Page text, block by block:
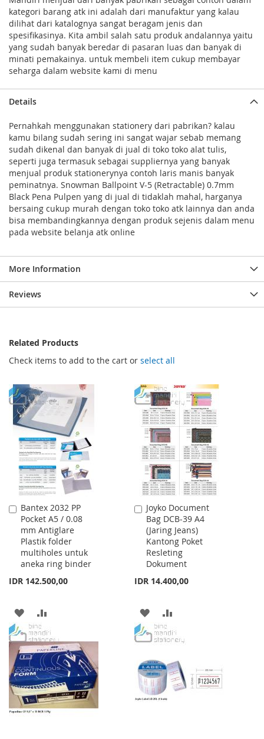
kategori barang atk ini adalah dari manufaktur yang kalau
dilihat dari katalognya sangat beragam jenis dan
spesifikasinya. Kita ambil salah satu produk andalannya yaitu
yang sudah banyak beredar di pasaran luas dan banyak di
minati pemakainya. untuk membeli item cukup membayar
seharga dalam website kami di menu
Details
Pernahkah menggunakan stationery dari pabrikan? kalau
kamu bilang sudah sering ini sangat wajar sebab memang
sudah dikenal dan banyak di jual di toko toko alat tulis,
seperti juga termasuk sebagai suppliernya yang banyak
menjual produk stationerynya contoh laris manis banyak
peminatnya. Snowman Ballpoint V-5 (Retractable) 0.7mm
Black Pena Pulpen yang di jual di tidaklah mahal, harganya
bersaing cukup murah dengan toko toko atk lainnya dan anda
bisa membandingkannya dengan produk sejenis dalam menu
pada website belanja atk online
More Information
Reviews
Related Products
Check items to add to the cart or select all
Bantex 2032 PP
Pocket A5 / 0.08
mm Antiglare
Plastik folder
multiholes untuk
aneka ring binder
IDR 142.500,00
Add
to
Cart
ADD
TO
WISH
LIST
TO
COMPARE
Joyko Document
Bag DCB-39 A4
(Jaring Jeans)
Kantong Poket
Resleting
Dokument
IDR 14.400,00
Add
to
Cart
ADD
TO
LIST
TO